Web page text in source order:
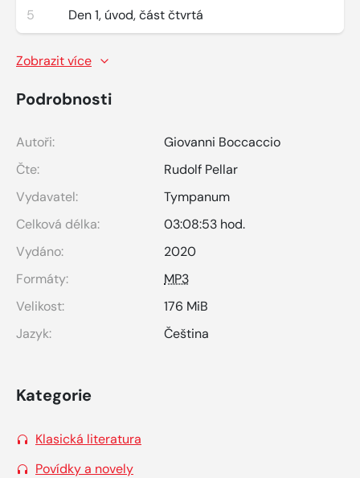
5 Den 1, úvod, část čtvrtá
Zobrazit více
Podrobnosti
Autoři:
Giovanni Boccaccio
Čte:
Rudolf Pellar
Vydavatel:
Tympanum
Celková délka:
03:08:53 hod.
Vydáno:
2020
Formáty:
MP3
Velikost:
176 MiB
Jazyk:
Čeština
Kategorie
Klasická literatura
Povídky a novely